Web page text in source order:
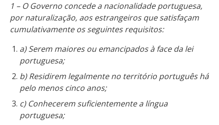
1 – O Governo concede a nacionalidade portuguesa,
por naturalização, aos estrangeiros que satisfaçam
cumulativamente os seguintes requisitos:
a) Serem maiores ou emancipados à face da lei
portuguesa;
b) Residirem legalmente no território português há
pelo menos cinco anos;
c) Conhecerem suficientemente a língua
portuguesa;